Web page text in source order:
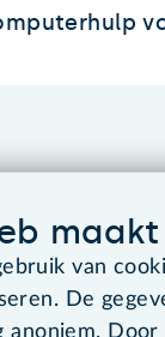
van
De
anoniem.